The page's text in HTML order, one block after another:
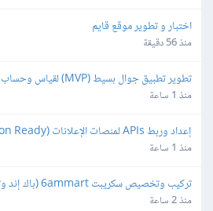
اختبار و تطوير موقع قايم
منذ 56 دقيقة
تطوير تطبيق جوال بسيط (MVP) لقياس وحساب زوايا الكتف
منذ 1 ساعة
إعداد وربط APIs لمنصات الإعلانات (Production Ready)
منذ 1 ساعة
والمتجر
منذ 2 ساعة